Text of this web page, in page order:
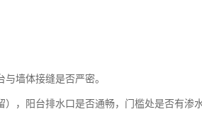
墙体接缝是否严密。
，阳台排水口是否通畅，门槛处是否有渗水